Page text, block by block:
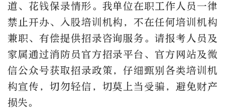
道、花钱保录情形。我单位在职工作人员一律
禁止开办、入股培训机构，不在任何培训机构
兼职、有偿提供招录咨询服务。请报考人员及
家属通过消防员官方招录平台、官方网站及微
信公众号获取招录政策，仔细甄别各类培训机
构宣传，切勿轻信，切莫上当受骗，避免财产
损失。